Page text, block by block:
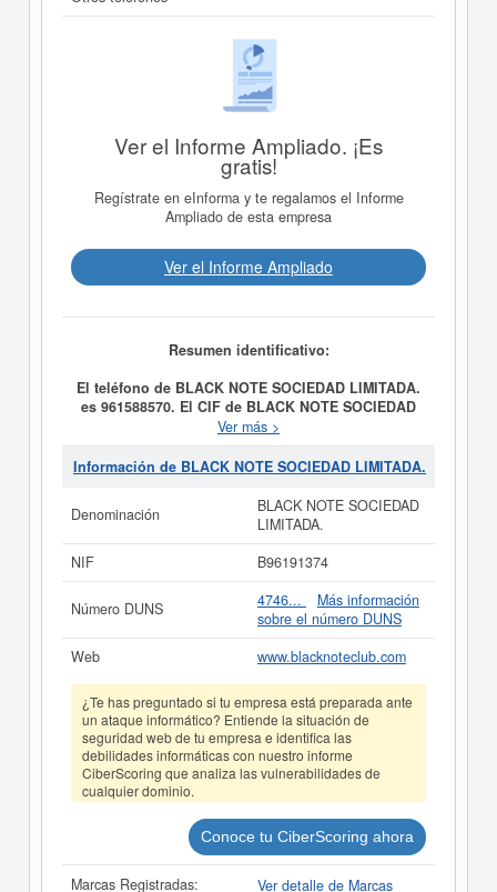
Ver el Informe Ampliado. ¡Es
gratis!
Regístrate en eInforma y te regalamos el Informe
Ampliado de esta empresa
Ver el Informe Ampliado
Resumen identificativo:
El teléfono de BLACK NOTE SOCIEDAD LIMITADA.
es 961588570. El CIF de BLACK NOTE SOCIEDAD
LIMITADA. es B96191374.El objetivo social de la
compañiaBLACK NOTE SOCIEDAD LIMITADA.es EL
SERVICIO DE HOSTELERIA EN CUALQUIER CLASE
BARES, CAFETERIAS, RESTAURANTES, PUBS,
SALONES DE TE, TABERNAS, CON ACTUACIONES
COMICOS. y fue creada el día 24/06/1993. La clase
BLACK NOTE SOCIEDAD
LIMITADA.en la clasificación del SIC es el 58130000.
BLACK NOTE SOCIEDAD LIMITADA.
cuenta con un total de 5. Esta empresa acumula 87
consultas, la última se ha producido el 16/03/2026.
Consulte en esta página las subvenciones que esta
empresa y las relacionadas de su sector pueden optar.
La cifra aproximada del capital social de esta empresa
es mayor de 60.000 €. La cantidad de actos existentes
en el BORME es de 29 y aparece dada de alta en la
provincia Valencia/València del Registro Mercantil.
Si está interesado en conocer más datos de la empresa
BLACK NOTE SOCIEDAD LIMITADA. puedeacceder
inmediatamente a este Informe ampliadode BLACK
Ver más >
Información de BLACK NOTE SOCIEDAD LIMITADA.
Denominación
BLACK NOTE SOCIEDAD
LIMITADA.
NIF
B96191374
Número DUNS 4746...
Más información
sobre el número DUNS
Web
www.blacknoteclub.com
¿Te has preguntado si tu empresa está preparada ante
un ataque informático? Entiende la situación de
seguridad web de tu empresa e identifica las
debilidades informáticas con nuestro informe
CiberScoring que analiza las vulnerabilidades de
cualquier dominio.
Conoce tu CiberScoring ahora
Marcas Registradas:
Ver detalle de Marcas